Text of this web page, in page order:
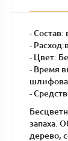
-
-
- Цвет:
- Время
-
запаха.
дерево,